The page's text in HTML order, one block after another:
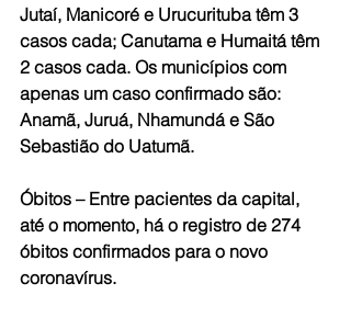
Jutaí, Manicoré e Urucurituba têm 3
casos cada; Canutama e Humaitá têm
2 casos cada. Os municípios com
apenas um caso confirmado são:
Anamã, Juruá, Nhamundá e São
Sebastião do Uatumã.
Óbitos – Entre pacientes da capital,
até o momento, há o registro de 274
óbitos confirmados para o novo
coronavírus.